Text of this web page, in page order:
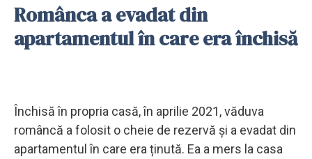
Românca a evadat din
apartamentul în care era închisă
Închisă în propria casă, în aprilie 2021, văduva
româncă a folosit o cheie de rezervă și a evadat din
apartamentul în care era ținută. Ea a mers la casa